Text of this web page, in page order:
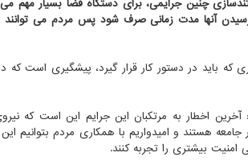
چنین جرایمی، برای دستگاه قضا بسیار مهم
آنها مدت زمانی صرف شود پس مردم می توانند
که باید در دستور کار قرار گیرد، پیشگیری است که
اخطار به مرتکبان این جرایم این است که
هستند و امیدواریم با همکاری مردم بتوانیم
امنیت بیشتری را تجربه کنند.